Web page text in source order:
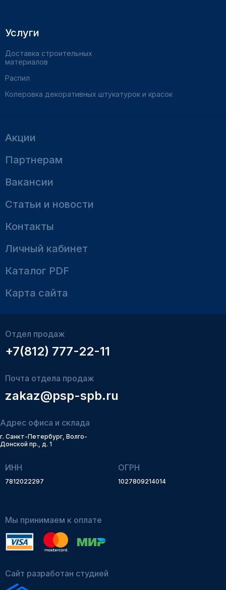
Услуги
Доставка строительных
материалов
Распил
Колеровка декоративных штукатурок и красок
Акции
Партнерам
Вакансии
Статьи и новости
Контакты
Личный кабинет
Каталог PDF
Карта сайта
Отдел продаж
+7(812) 777-22-11
Почта отдела продаж
zakaz@psp-spb.ru
Адрес офиса и склада
г. Санкт-Петербург, Волго-
Донской пр., д. 1
ИНН
7812022297
ОГРН
1027809214014
Мы принимаем к оплате
Сайт разработан студией